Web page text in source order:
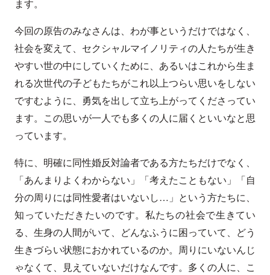
ます。
今回の原告のみなさんは、わが事というだけではなく、
社会を変えて、セクシャルマイノリティの人たちが生き
やすい世の中にしていくために、あるいはこれから生ま
れる次世代の子どもたちがこれ以上つらい思いをしない
ですむように、勇気を出して立ち上がってくださってい
ます。この思いが一人でも多くの人に届くといいなと思
っています。
特に、明確に同性婚反対論者である方たちだけでなく、
「あんまりよくわからない」「考えたこともない」「自
分の周りには同性愛者はいないし…」という方たちに、
知っていただきたいのです。私たちの社会で生きてい
る、生身の人間がいて、どんなふうに困っていて、どう
生きづらい状態におかれているのか。周りにいないんじ
ゃなくて、見えていないだけなんです。多くの人に、こ